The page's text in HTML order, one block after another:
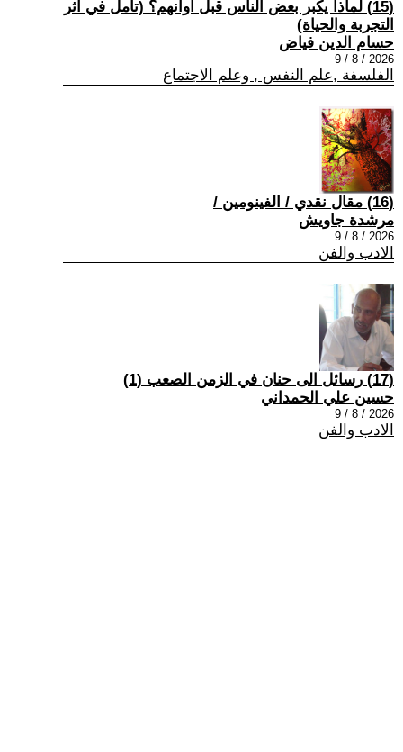
(15) لماذا يكبر بعض الناس قبل أوانهم؟ (تأمل في أثر
التجربة والحياة)
حسام الدين فياض
2026 / 8 / 9
الفلسفة ,علم النفس , وعلم الاجتماع
(16) مقال نقدي / الفينومين /
مرشدة جاويش
2026 / 8 / 9
الادب والفن
(17) رسائل الى حنان في الزمن الصعب (1)
حسين علي الحمداني
2026 / 8 / 9
الادب والفن